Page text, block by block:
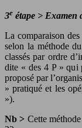
3e étape > Examen
La comparaison
selon la méthode
classés par ordre
dite « des 4 P » qui
proposé par
» pratiqué et les
»).
Nb > Cette